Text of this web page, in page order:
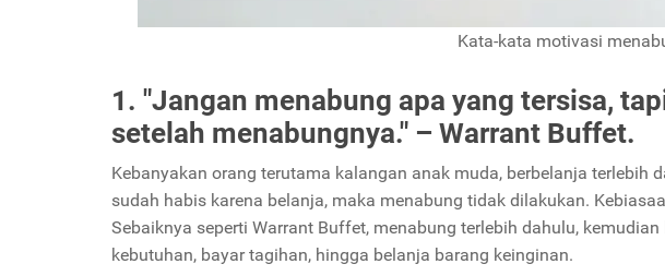
Kata-kata motivasi
1. "Jangan menabung apa yang tersisa,
setelah menabungnya." – Warrant Buffet.
Kebanyakan orang terutama kalangan anak muda, berbelanja terlebih
sudah habis karena belanja, maka menabung tidak dilakukan.
Sebaiknya seperti Warrant Buffet, menabung terlebih dahulu,
kebutuhan, bayar tagihan, hingga belanja barang keinginan.